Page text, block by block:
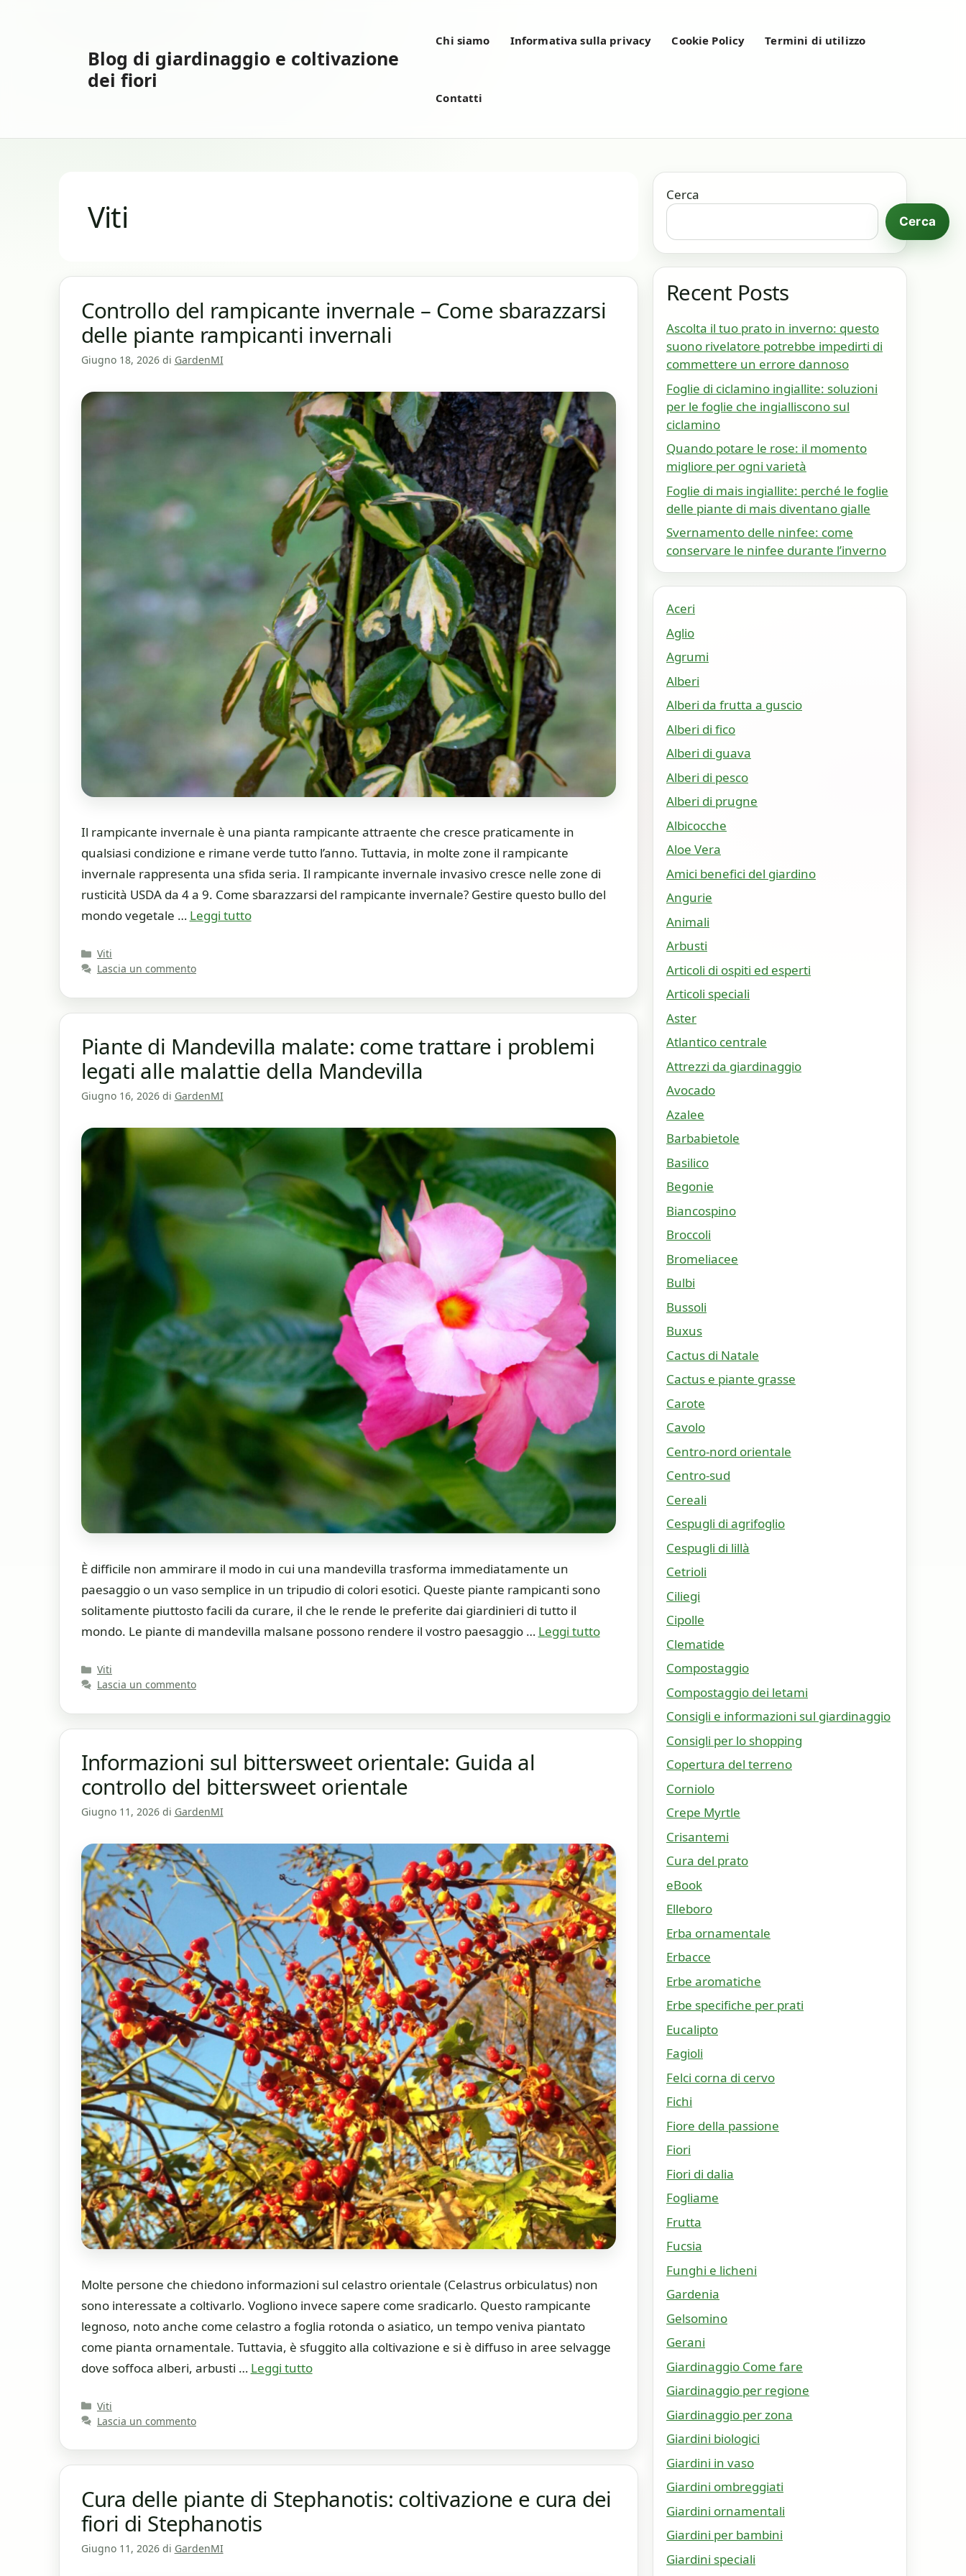
Blog di giardinaggio e coltivazione
dei fiori
Chi siamo Informativa sulla privacy Cookie Policy Termini di utilizzo
Contatti
Viti
Controllo del rampicante invernale – Come sbarazzarsi
delle piante rampicanti invernali
Giugno 18, 2026 di GardenMI
Il rampicante invernale è una pianta rampicante attraente che cresce praticamente in
qualsiasi condizione e rimane verde tutto l’anno. Tuttavia, in molte zone il rampicante
invernale rappresenta una sfida seria. Il rampicante invernale invasivo cresce nelle zone di
rusticità USDA da 4 a 9. Come sbarazzarsi del rampicante invernale? Gestire questo bullo del
mondo vegetale … Leggi tutto
Categorie
Viti
Lascia un commento
Piante di Mandevilla malate: come trattare i problemi
legati alle malattie della Mandevilla
Giugno 16, 2026 di GardenMI
È difficile non ammirare il modo in cui una mandevilla trasforma immediatamente un
paesaggio o un vaso semplice in un tripudio di colori esotici. Queste piante rampicanti sono
solitamente piuttosto facili da curare, il che le rende le preferite dai giardinieri di tutto il
mondo. Le piante di mandevilla malsane possono rendere il vostro paesaggio … Leggi tutto
Categorie
Viti
Lascia un commento
Informazioni sul bittersweet orientale: Guida al
controllo del bittersweet orientale
Giugno 11, 2026 di GardenMI
Molte persone che chiedono informazioni sul celastro orientale (Celastrus orbiculatus) non
sono interessate a coltivarlo. Vogliono invece sapere come sradicarlo. Questo rampicante
legnoso, noto anche come celastro a foglia rotonda o asiatico, un tempo veniva piantato
come pianta ornamentale. Tuttavia, è sfuggito alla coltivazione e si è diffuso in aree selvagge
dove soffoca alberi, arbusti … Leggi tutto
Categorie
Viti
Lascia un commento
Cura delle piante di Stephanotis: coltivazione e cura dei
fiori di Stephanotis
Giugno 11, 2026 di GardenMI
Cerca
Cerca
Recent Posts
Ascolta il tuo prato in inverno: questo
suono rivelatore potrebbe impedirti di
commettere un errore dannoso
Foglie di ciclamino ingiallite: soluzioni
per le foglie che ingialliscono sul
ciclamino
Quando potare le rose: il momento
migliore per ogni varietà
Foglie di mais ingiallite: perché le foglie
delle piante di mais diventano gialle
Svernamento delle ninfee: come
conservare le ninfee durante l’inverno
Aceri
Aglio
Agrumi
Alberi
Alberi da frutta a guscio
Alberi di fico
Alberi di guava
Alberi di pesco
Alberi di prugne
Albicocche
Aloe Vera
Amici benefici del giardino
Angurie
Animali
Arbusti
Articoli di ospiti ed esperti
Articoli speciali
Aster
Atlantico centrale
Attrezzi da giardinaggio
Avocado
Azalee
Barbabietole
Basilico
Begonie
Biancospino
Broccoli
Bromeliacee
Bulbi
Bussoli
Buxus
Cactus di Natale
Cactus e piante grasse
Carote
Cavolo
Centro-nord orientale
Centro-sud
Cereali
Cespugli di agrifoglio
Cespugli di lillà
Cetrioli
Ciliegi
Cipolle
Clematide
Compostaggio
Compostaggio dei letami
Consigli e informazioni sul giardinaggio
Consigli per lo shopping
Copertura del terreno
Corniolo
Crepe Myrtle
Crisantemi
Cura del prato
eBook
Elleboro
Erba ornamentale
Erbacce
Erbe aromatiche
Erbe specifiche per prati
Eucalipto
Fagioli
Felci corna di cervo
Fichi
Fiore della passione
Fiori
Fiori di dalia
Fogliame
Frutta
Fucsia
Funghi e licheni
Gardenia
Gelsomino
Gerani
Giardinaggio Come fare
Giardinaggio per regione
Giardinaggio per zona
Giardini biologici
Giardini in vaso
Giardini ombreggiati
Giardini ornamentali
Giardini per bambini
Giardini speciali